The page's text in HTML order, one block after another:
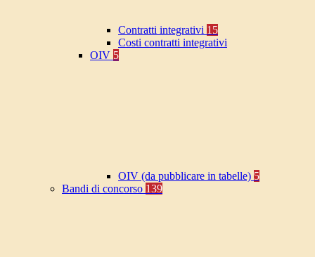
Contratti integrativi 15
Costi contratti integrativi
OIV 5
OIV (da pubblicare in tabelle) 5
Bandi di concorso 139